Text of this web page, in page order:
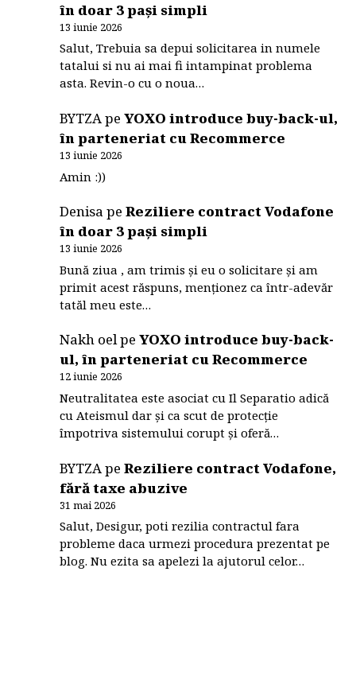
în doar 3 pași simpli
13 iunie 2026
Salut, Trebuia sa depui solicitarea in numele
tatalui si nu ai mai fi intampinat problema
asta. Revin-o cu o noua…
BYTZApeYOXO introduce buy-back-ul,
în parteneriat cu Recommerce
13 iunie 2026
Amin :))
DenisapeReziliere contract Vodafone
în doar 3 pași simpli
13 iunie 2026
Bună ziua , am trimis și eu o solicitare și am
primit acest răspuns, menționez ca într-adevăr
tatăl meu este…
Nakh oelpeYOXO introduce buy-back-
ul, în parteneriat cu Recommerce
12 iunie 2026
Neutralitatea este asociat cu Il Separatio adică
cu Ateismul dar și ca scut de protecție
împotriva sistemului corupt și oferă…
BYTZApeReziliere contract Vodafone,
fără taxe abuzive
31 mai 2026
Salut, Desigur, poti rezilia contractul fara
probleme daca urmezi procedura prezentat pe
blog. Nu ezita sa apelezi la ajutorul celor…